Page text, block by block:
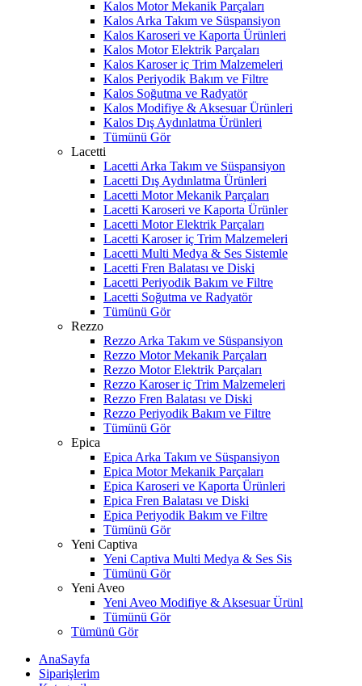
Kalos Motor Mekanik Parçaları
Kalos Arka Takım ve Süspansiyon
Kalos Karoseri ve Kaporta Ürünleri
Kalos Motor Elektrik Parçaları
Kalos Karoser iç Trim Malzemeleri
Kalos Periyodik Bakım ve Filtre
Kalos Soğutma ve Radyatör
Kalos Modifiye & Aksesuar Ürünleri
Kalos Dış Aydınlatma Ürünleri
Tümünü Gör
Lacetti
Lacetti Arka Takım ve Süspansiyon
Lacetti Dış Aydınlatma Ürünleri
Lacetti Motor Mekanik Parçaları
Lacetti Karoseri ve Kaporta Ürünler
Lacetti Motor Elektrik Parçaları
Lacetti Karoser iç Trim Malzemeleri
Lacetti Multi Medya & Ses Sistemle
Lacetti Fren Balatası ve Diski
Lacetti Periyodik Bakım ve Filtre
Lacetti Soğutma ve Radyatör
Tümünü Gör
Rezzo
Rezzo Arka Takım ve Süspansiyon
Rezzo Motor Mekanik Parçaları
Rezzo Motor Elektrik Parçaları
Rezzo Karoser iç Trim Malzemeleri
Rezzo Fren Balatası ve Diski
Rezzo Periyodik Bakım ve Filtre
Tümünü Gör
Epica
Epica Arka Takım ve Süspansiyon
Epica Motor Mekanik Parçaları
Epica Karoseri ve Kaporta Ürünleri
Epica Fren Balatası ve Diski
Epica Periyodik Bakım ve Filtre
Tümünü Gör
Yeni Captiva
Yeni Captiva Multi Medya & Ses Sis
Tümünü Gör
Yeni Aveo
Yeni Aveo Modifiye & Aksesuar Ürünl
Tümünü Gör
Tümünü Gör
AnaSayfa
Siparişlerim